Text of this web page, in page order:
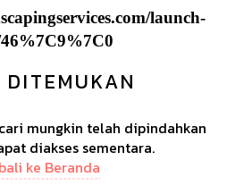
launch-
mungkin telah dipindahkan
diakses sementara.
ke Beranda